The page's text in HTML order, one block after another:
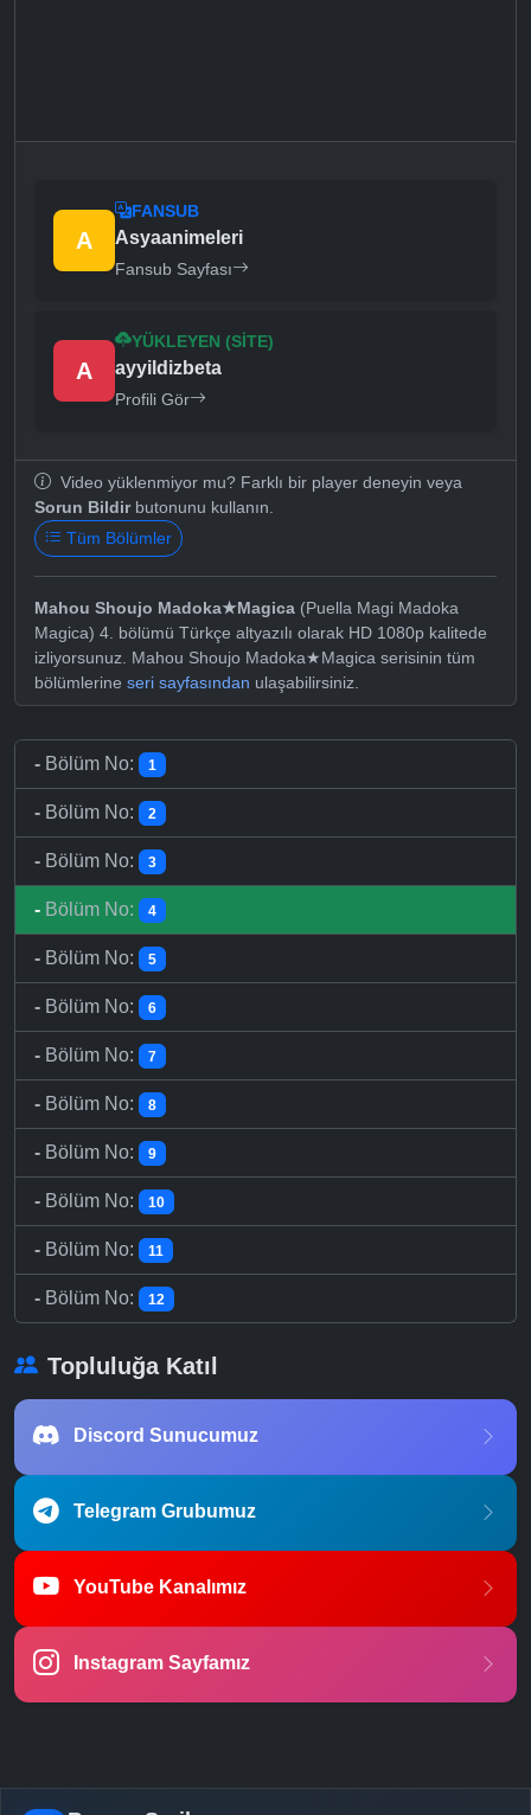
A
FANSUB
Asyaanimeleri
Fansub Sayfası
A
YÜKLEYEN (SITE)
ayyildizbeta
Profili Gör
Video yüklenmiyor mu? Farklı bir player deneyin veya
Sorun Bildirbutonunu kullanın.
Tüm Bölümler
Mahou Shoujo Madoka★Magica (Puella Magi Madoka
Magica) 4. bölümü Türkçe altyazılı olarak HD 1080p kalitede
izliyorsunuz. Mahou Shoujo Madoka★Magica serisinin tüm
bölümlerine seri sayfasından ulaşabilirsiniz.
- Bölüm No: 1
- Bölüm No: 2
- Bölüm No: 3
- Bölüm No: 4
- Bölüm No: 5
- Bölüm No: 6
- Bölüm No: 7
- Bölüm No: 8
- Bölüm No: 9
- Bölüm No: 10
- Bölüm No: 11
- Bölüm No: 12
Topluluğa Katıl
Discord Sunucumuz
Telegram Grubumuz
YouTube Kanalımız
Instagram Sayfamız